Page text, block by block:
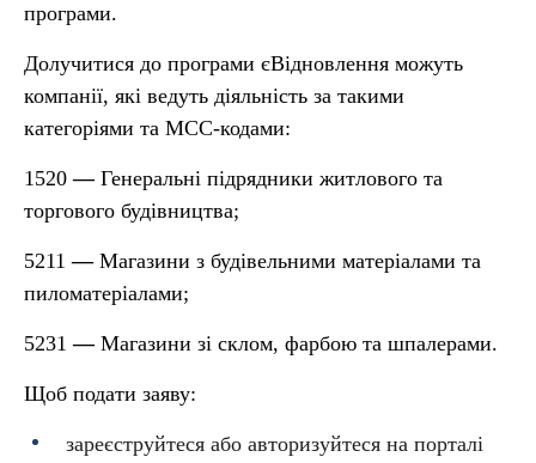
програми.
Долучитися до програми єВідновлення можуть
компанії, які ведуть діяльність за такими
категоріями та МСС-кодами:
1520—Генеральні підрядники житлового та
торгового будівництва;
5211—Магазини з будівельними матеріалами та
пиломатеріалами;
5231—Магазини зі склом, фарбою та шпалерами.
Щоб подати заяву:
зареєструйтеся або авторизуйтеся на порталі